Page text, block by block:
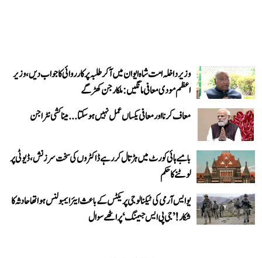
وزیر داخلہ امت شاہ ایوان میں آ کر طلبہ پر کارروائی کا جواب دیں، وزیر
اعظم مودی معافی مانگیں: ملکارجن کھڑگے
معاف کرنا اور معافی یکساں عمل نہیں ہو سکتا... میناکشی نٹراجن
بامبے ہائی کورٹ میں ہڑتال کر رہے ڈاکٹروں کی سخت سرزنش، ڈیوٹی پر
لوٹنے کا حکم
یو ایس آرمی کی ٹیکنالوجی پریکٹس کے باعث ایئر ایمبولنس ہوا تھا حادثہ کا
شکار! ’جی پی ایس جیمنگ‘ پر اٹھے سوال